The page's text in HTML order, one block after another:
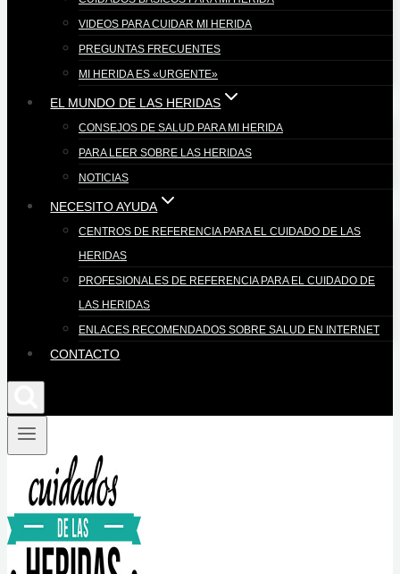
VIDEOS PARA CUIDAR MI HERIDA
PREGUNTAS FRECUENTES
MI HERIDA ES «URGENTE»
EL MUNDO DE LAS HERIDAS
CONSEJOS DE SALUD PARA MI HERIDA
PARA LEER SOBRE LAS HERIDAS
NOTICIAS
NECESITO AYUDA
CENTROS DE REFERENCIA PARA EL CUIDADO DE LAS
HERIDAS
PROFESIONALES DE REFERENCIA PARA EL CUIDADO DE
LAS HERIDAS
ENLACES RECOMENDADOS SOBRE SALUD EN INTERNET
CONTACTO